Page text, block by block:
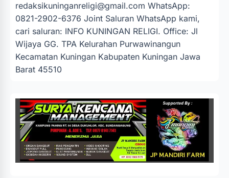
redaksikuninganreligi@gmail.com WhatsApp:
0821-2902-6376 Joint Saluran WhatsApp kami,
cari saluran: INFO KUNINGAN RELIGI. Office: Jl
Wijaya GG. TPA Kelurahan Purwawinangun
Kecamatan Kuningan Kabupaten Kuningan Jawa
Barat 45510